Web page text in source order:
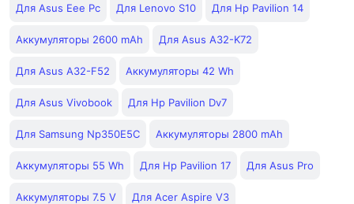
Для Asus Eee Pc Для Lenovo S10 Для Hp Pavilion 14
Аккумуляторы 2600 mAh Для Asus A32-K72
Для Asus A32-F52 Аккумуляторы 42 Wh
Для Asus Vivobook Для Hp Pavilion Dv7
Для Samsung Np350E5C Аккумуляторы 2800 mAh
Аккумуляторы 55 Wh Для Hp Pavilion 17 Для Asus Pro
Аккумуляторы 7.5 V Для Acer Aspire V3